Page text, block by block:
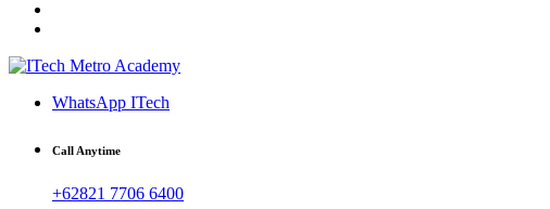
WhatsApp ITech
Call Anytime
+62821 7706 6400